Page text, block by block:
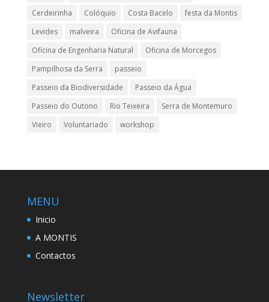
Cerdeirinha
Colóquio Costa Bacelo
festa da Montis
Levides
malveira
Oficina de Avifauna
Oficina de Engenharia Natural
Oficina de Morcegos
Pampilhosa da Serra
passeio
Passeio da Biodiversidade
Passeio da Água
Passeio do Outono
Rio Teixeira
Serra de Montemuro
Vieiro
Voluntariado workshop
MENU
Inicio
A MONTIS
Contactos
Newsletter